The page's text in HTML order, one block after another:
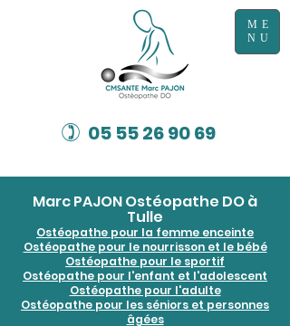
ME
NU
) 05 55 26 90 69
Marc PAJON Ostéopathe DO à
Tulle
Ostéopathe pour la femme enceinte
Ostéopathe pour le nourrisson et le bébé
Ostéopathe pour le sportif
Ostéopathe pour l'enfant et l'adolescent
Ostéopathe pour l'adulte
Ostéopathe pour les séniors et personnes
âgées